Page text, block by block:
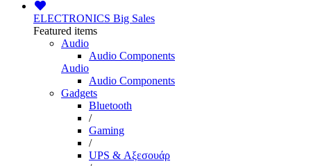
ELECTRONICS Big Sales
Featured items
Audio
Audio Components
Audio
Audio Components
Gadgets
Bluetooth
/
Gaming
/
UPS & Αξεσουάρ